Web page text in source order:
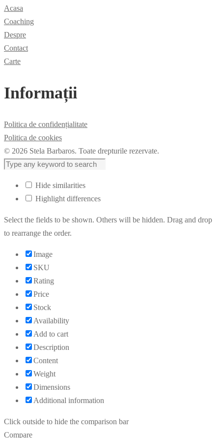
Acasa
Coaching
Despre
Contact
Carte
Informații
Politica de confidențialitate
Politica de cookies
© 2026 Stela Barbaros. Toate drepturile rezervate.
Hide similarities
Highlight differences
Select the fields to be shown. Others will be hidden. Drag and drop
to rearrange the order.
Image
SKU
Rating
Price
Stock
Availability
Add to cart
Description
Content
Weight
Dimensions
Additional information
Click outside to hide the comparison bar
Compare